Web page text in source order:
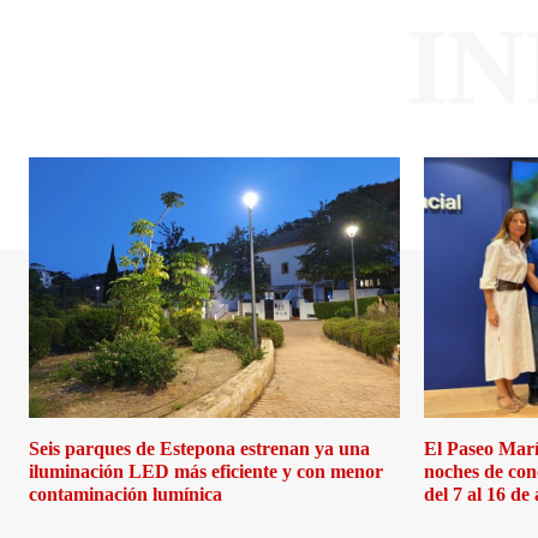
Seis parques de Estepona estrenan ya una
iluminación LED más eficiente y con menor
contaminación lumínica
El Paseo
noches de
del 7 al 16 de